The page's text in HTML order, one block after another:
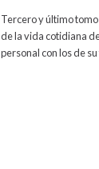
Tercero y último
de la vida cotidiana
personal con los de